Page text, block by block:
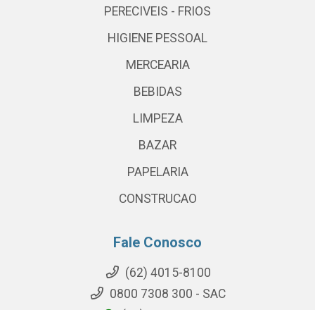
PERECIVEIS - FRIOS
HIGIENE PESSOAL
MERCEARIA
BEBIDAS
LIMPEZA
BAZAR
PAPELARIA
CONSTRUCAO
Fale Conosco
(62) 4015-8100
0800 7308 300 - SAC